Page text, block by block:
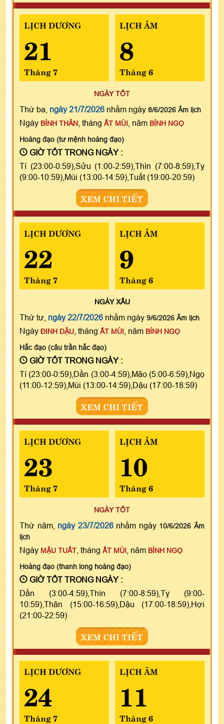
LỊCH DƯƠNG
21
Tháng 7
LỊCH ÂM
8
Tháng 6
NGÀY TỐT
Thứ ba, ngày 21/7/2026 nhằm ngày 8/6/2026 Âm lịch
Ngày BÍNH THÂN , tháng ẤT MÙI , năm BÍNH NGỌ
Hoàng đạo (tư mệnh hoàng đạo)
GIỜ TỐT TRONG NGÀY :
Tí (23:00-0:59),Sửu (1:00-2:59),Thìn (7:00-8:59),Tỵ
(9:00-10:59),Mùi (13:00-14:59),Tuất (19:00-20:59)
XEM CHI TIẾT
LỊCH DƯƠNG
22
Tháng 7
LỊCH ÂM
9
Tháng 6
NGÀYXẤU
Thứ tư, ngày 22/7/2026 nhằm ngày 9/6/2026 Âm lịch
Ngày ĐINH DẬU , tháng ẤT MÙI , năm BÍNH NGỌ
Hắc đạo (câu trần hắc đạo)
GIỜ TỐT TRONG NGÀY :
Tí (23:00-0:59),Dần (3:00-4:59),Mão (5:00-6:59),Ngọ
(11:00-12:59),Mùi (13:00-14:59),Dậu (17:00-18:59)
XEM CHI TIẾT
LỊCH DƯƠNG
23
Tháng 7
LỊCH ÂM
10
Tháng 6
NGÀY TỐT
Thứ năm, ngày 23/7/2026nhằm ngày 10/6/2026 Âm
lịch
Ngày MẬU TUẤT , tháng ẤT MÙI , năm BÍNH NGỌ
Hoàng đạo (thanh long hoàng đạo)
GIỜ TỐT TRONG NGÀY :
Dần (3:00-4:59),Thìn (7:00-8:59),Tỵ (9:00-
10:59),Thân (15:00-16:59),Dậu (17:00-18:59),Hợi
(21:00-22:59)
XEM CHI TIẾT
LỊCH DƯƠNG
24
Tháng 7
LỊCH ÂM
11
Tháng 6